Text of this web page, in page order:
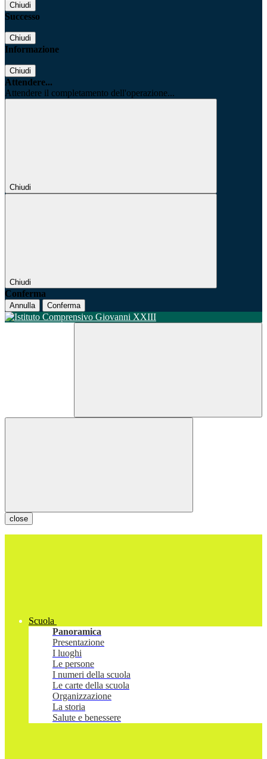
Chiudi
Successo
Chiudi
Informazione
Chiudi
Attendere...
Attendere il completamento dell'operazione...
Chiudi
Chiudi
Conferma
Annulla Conferma
close
Scuola
Panoramica
Presentazione
I luoghi
Le persone
I numeri della scuola
Le carte della scuola
Organizzazione
La storia
Salute e benessere